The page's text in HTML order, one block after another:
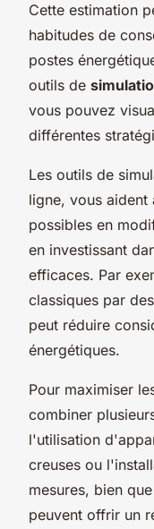
Cette estimation
habitudes de
postes
outils de
vous pouvez
différentes
Les outils de
ligne, vous aident
possibles en
en investissant
efficaces. Par
classiques par
peut réduire
énergétiques.
Pour maximiser
combiner
l'utilisation
creuses ou
mesures, bien
peuvent offrir un